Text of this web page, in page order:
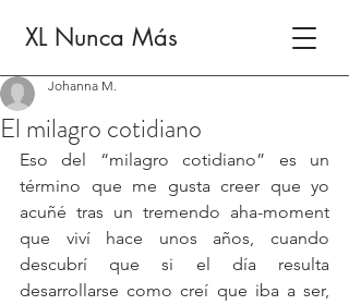
XL Nunca Más
El milagro cotidiano
Johanna M.
Eso del “milagro cotidiano” es un
término que me gusta creer que yo
acuñé tras un tremendo aha-moment
que viví hace unos años, cuando
descubrí que si el día resulta
desarrollarse como creí que iba a ser,